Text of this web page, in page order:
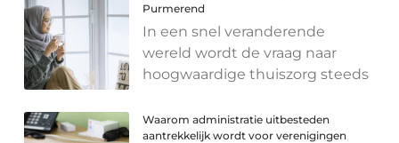
Purmerend
In een snel veranderende
wereld wordt de vraag naar
hoogwaardige thuiszorg steeds
Waarom administratie uitbesteden
aantrekkelijk wordt voor verenigingen